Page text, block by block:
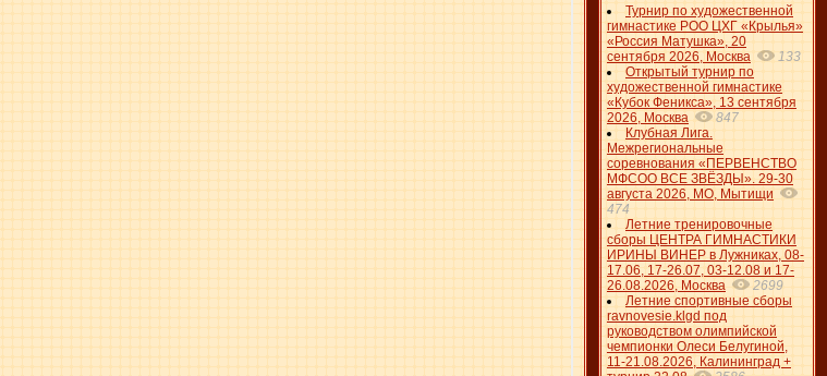
Турнир по художественной
гимнастике РОО ЦХГ «Крылья»
«Россия Матушка», 20
сентября 2026, Москва
133
Открытый турнир по
художественной гимнастике
«Кубок Феникса», 13 сентября
2026, Москва
847
Клубная Лига.
Межрегиональные
соревнования «ПЕРВЕНСТВО
МФСОО ВСЕ ЗВЁЗДЫ». 29-30
августа 2026, МО, Мытищи
474
Летние тренировочные
сборы ЦЕНТРА ГИМНАСТИКИ
ИРИНЫ ВИНЕР в Лужниках, 08-
17.06, 17-26.07, 03-12.08 и 17-
26.08.2026, Москва
2699
Летние спортивные сборы
ravnovesie.klgd под
руководством олимпийской
чемпионки Олеси Белугиной,
11-21.08.2026, Калининград +